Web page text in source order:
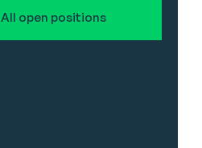
All open positions